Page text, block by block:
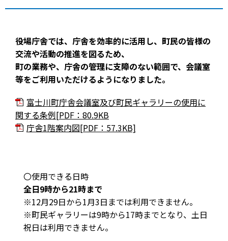
役場庁舎では、庁舎を効率的に活用し、町民の皆様の
交流や活動の推進を図るため、
町の業務や、庁舎の管理に支障のない範囲で、会議室
等をご利用いただけるようになりました。
富士川町庁舎会議室及び町民ギャラリーの使用に
関する条例[PDF：80.9KB
庁舎1階案内図[PDF：57.3KB]
〇使用できる日時
全日9時から21時まで
※12月29日から1月3日までは利用できません。
※町民ギャラリーは9時から17時までとなり、土日
祝日は利用できません。